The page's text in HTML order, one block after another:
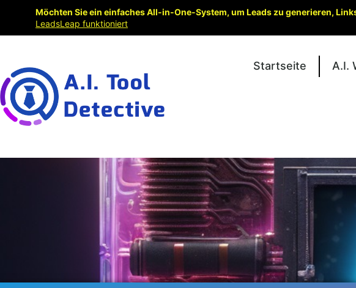
Startseite A.I.
Möchten Sie ein einfaches All-in-One-System, um Leads zu generieren,
LeadsLeap funktioniert